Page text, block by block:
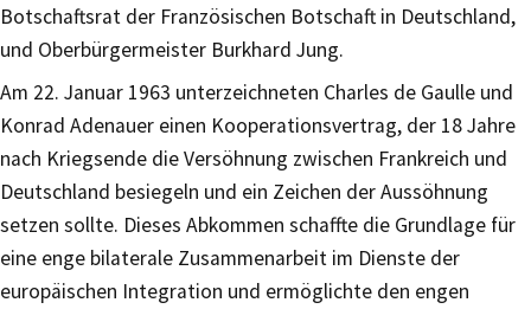
Botschaftsrat der Französischen Botschaft in Deutschland,
und Oberbürgermeister Burkhard Jung.
Am 22. Januar 1963 unterzeichneten Charles de Gaulle und
Konrad Adenauer einen Kooperationsvertrag, der 18 Jahre
nach Kriegsende die Versöhnung zwischen Frankreich und
Deutschland besiegeln und ein Zeichen der Aussöhnung
setzen sollte. Dieses Abkommen schaffte die Grundlage für
eine enge bilaterale Zusammenarbeit im Dienste der
europäischen Integration und ermöglichte den engen